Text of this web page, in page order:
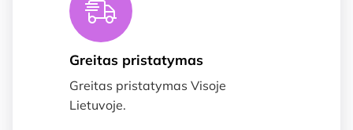
Greitas pristatymas
Greitas pristatymas Visoje
Lietuvoje.